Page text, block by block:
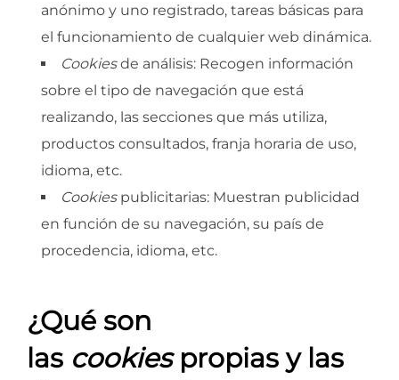
anónimo y uno registrado, tareas básicas para
el funcionamiento de cualquier web dinámica.
Cookiesde análisis: Recogen información
sobre el tipo de navegación que está
realizando, las secciones que más utiliza,
productos consultados, franja horaria de uso,
idioma, etc.
Cookiespublicitarias: Muestran publicidad
en función de su navegación, su país de
procedencia, idioma, etc.
¿Qué son
las cookiespropias y las